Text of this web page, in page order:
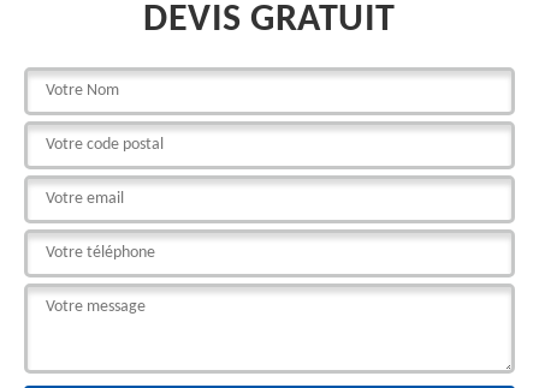
DEVIS GRATUIT